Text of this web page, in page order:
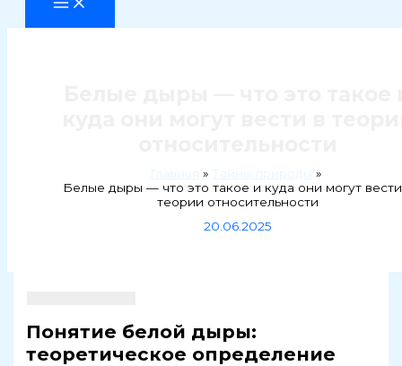
Главная
Тайны природы
Белые дыры — что это такое и куда они могут
теории относительности
20.06.2025
Понятие белой дыры:
теоретическое определение